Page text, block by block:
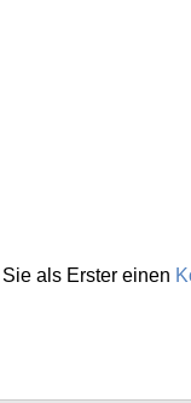
als Erster einen